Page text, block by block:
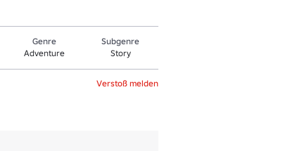
Genre
Adventure
Sub­gen­re
Story
Verstoß melden